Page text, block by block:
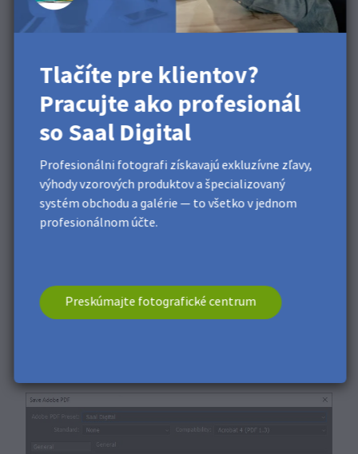
PDF. Otvorí sa nové okno, kde kliknite na tlačidlo
Načítať
a vyberte stiahnutý súbor s predvoľbou. Po výbere
Tlačíte pre klientov?
Pracujte ako profesionál
so Saal Digital
Profesionálni fotografi získavajú exkluzívne zľavy,
výhody vzorových produktov a špecializovaný
systém obchodu a galérie — to všetko v jednom
profesionálnom účte.
Preskúmajte fotografické centrum